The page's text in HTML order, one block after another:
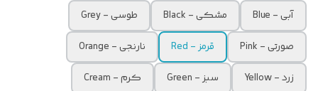
آبی - Blue
مشکی - Black
طوسی - Grey
صورتی - Pink
قرمز - Red
نارنجی - Orange
زرد - Yellow
سبز - Green
کرم - Cream